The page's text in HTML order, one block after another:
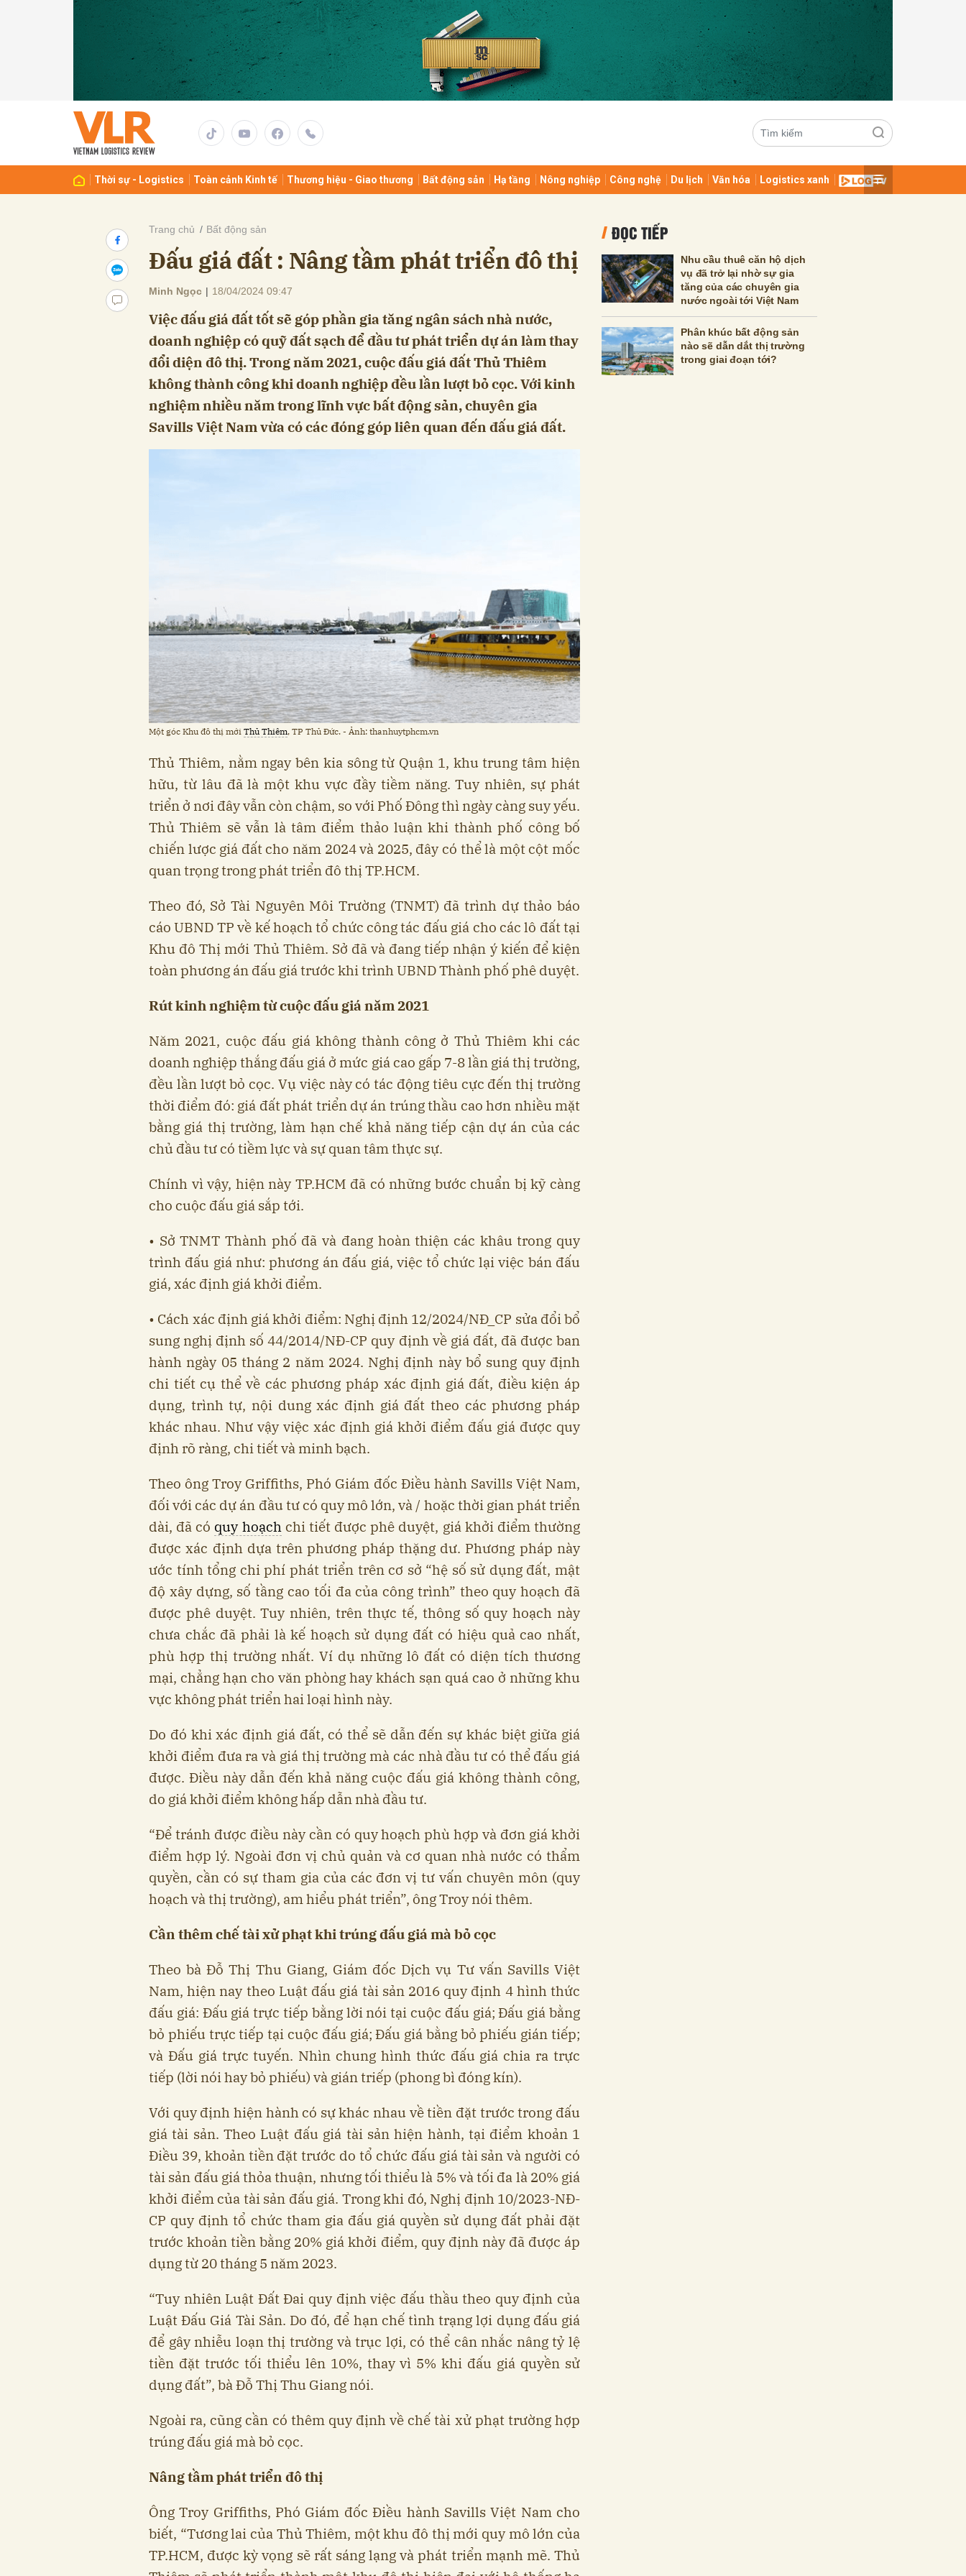
Thời sự - Logistics Toàn cảnh Kinh tế Thương hiệu - Giao thương Bất động sản Hạ tầng Nông nghiệp Công nghệ Du lịch Văn hóa Logistics xanh
Trang chủ Bất động sản
Đấu giá đất : Nâng tầm phát triển đô thị
Minh Ngọc | 18/04/2024 09:47
Việc đấu giá đất tốt sẽ góp phần gia tăng ngân sách nhà nước,
doanh nghiệp có quỹ đất sạch để đầu tư phát triển dự án làm thay
đổi diện đô thị. Trong năm 2021, cuộc đấu giá đất Thủ Thiêm
không thành công khi doanh nghiệp đều lần lượt bỏ cọc. Với kinh
nghiệm nhiều năm trong lĩnh vực bất động sản, chuyên gia
Savills Việt Nam vừa có các đóng góp liên quan đến đấu giá đất.
Một góc Khu đô thị mới Thủ Thiêm, TP Thủ Đức. - Ảnh: thanhuytphcm.vn
Thủ Thiêm, nằm ngay bên kia sông từ Quận 1, khu trung tâm hiện
hữu, từ lâu đã là một khu vực đầy tiềm năng. Tuy nhiên, sự phát
triển ở nơi đây vẫn còn chậm, so với Phố Đông thì ngày càng suy yếu.
Thủ Thiêm sẽ vẫn là tâm điểm thảo luận khi thành phố công bố
chiến lược giá đất cho năm 2024 và 2025, đây có thể là một cột mốc
quan trọng trong phát triển đô thị TP.HCM.
Theo đó, Sở Tài Nguyên Môi Trường (TNMT) đã trình dự thảo báo
cáo UBND TP về kế hoạch tổ chức công tác đấu giá cho các lô đất tại
Khu đô Thị mới Thủ Thiêm. Sở đã và đang tiếp nhận ý kiến để kiện
toàn phương án đấu giá trước khi trình UBND Thành phố phê duyệt.
Rút kinh nghiệm từ cuộc đấu giá năm 2021
Năm 2021, cuộc đấu giá không thành công ở Thủ Thiêm khi các
doanh nghiệp thắng đấu giá ở mức giá cao gấp 7-8 lần giá thị trường,
đều lần lượt bỏ cọc. Vụ việc này có tác động tiêu cực đến thị trường
thời điểm đó: giá đất phát triển dự án trúng thầu cao hơn nhiều mặt
bằng giá thị trường, làm hạn chế khả năng tiếp cận dự án của các
chủ đầu tư có tiềm lực và sự quan tâm thực sự.
Chính vì vậy, hiện này TP.HCM đã có những bước chuẩn bị kỹ càng
cho cuộc đấu giá sắp tới.
• Sở TNMT Thành phố đã và đang hoàn thiện các khâu trong quy
trình đấu giá như: phương án đấu giá, việc tổ chức lại việc bán đấu
giá, xác định giá khởi điểm.
• Cách xác định giá khởi điểm: Nghị định 12/2024/NĐ_CP sửa đổi bổ
sung nghị định số 44/2014/NĐ-CP quy định về giá đất, đã được ban
hành ngày 05 tháng 2 năm 2024. Nghị định này bổ sung quy định
chi tiết cụ thể về các phương pháp xác định giá đất, điều kiện áp
dụng, trình tự, nội dung xác định giá đất theo các phương pháp
khác nhau. Như vậy việc xác định giá khởi điểm đấu giá được quy
định rõ ràng, chi tiết và minh bạch.
Theo ông Troy Griffiths, Phó Giám đốc Điều hành Savills Việt Nam,
đối với các dự án đầu tư có quy mô lớn, và / hoặc thời gian phát triển
dài, đã có quy hoạch chi tiết được phê duyệt, giá khởi điểm thường
được xác định dựa trên phương pháp thặng dư. Phương pháp này
ước tính tổng chi phí phát triển trên cơ sở “hệ số sử dụng đất, mật
độ xây dựng, số tầng cao tối đa của công trình” theo quy hoạch đã
được phê duyệt. Tuy nhiên, trên thực tế, thông số quy hoạch này
chưa chắc đã phải là kế hoạch sử dụng đất có hiệu quả cao nhất,
phù hợp thị trường nhất. Ví dụ những lô đất có diện tích thương
mại, chẳng hạn cho văn phòng hay khách sạn quá cao ở những khu
vực không phát triển hai loại hình này.
Do đó khi xác định giá đất, có thể sẽ dẫn đến sự khác biệt giữa giá
khởi điểm đưa ra và giá thị trường mà các nhà đầu tư có thể đấu giá
được. Điều này dẫn đến khả năng cuộc đấu giá không thành công,
do giá khởi điểm không hấp dẫn nhà đầu tư.
“Để tránh được điều này cần có quy hoạch phù hợp và đơn giá khởi
điểm hợp lý. Ngoài đơn vị chủ quản và cơ quan nhà nước có thẩm
quyền, cần có sự tham gia của các đơn vị tư vấn chuyên môn (quy
hoạch và thị trường), am hiểu phát triển”, ông Troy nói thêm.
Cần thêm chế tài xử phạt khi trúng đấu giá mà bỏ cọc
Theo bà Đỗ Thị Thu Giang, Giám đốc Dịch vụ Tư vấn Savills Việt
Nam, hiện nay theo Luật đấu giá tài sản 2016 quy định 4 hình thức
đấu giá: Đấu giá trực tiếp bằng lời nói tại cuộc đấu giá; Đấu giá bằng
bỏ phiếu trực tiếp tại cuộc đấu giá; Đấu giá bằng bỏ phiếu gián tiếp;
và Đấu giá trực tuyến. Nhìn chung hình thức đấu giá chia ra trực
tiếp (lời nói hay bỏ phiếu) và gián triếp (phong bì đóng kín).
Với quy định hiện hành có sự khác nhau về tiền đặt trước trong đấu
giá tài sản. Theo Luật đấu giá tài sản hiện hành, tại điểm khoản 1
Điều 39, khoản tiền đặt trước do tổ chức đấu giá tài sản và người có
tài sản đấu giá thỏa thuận, nhưng tối thiểu là 5% và tối đa là 20% giá
khởi điểm của tài sản đấu giá. Trong khi đó, Nghị định 10/2023-NĐ-
CP quy định tổ chức tham gia đấu giá quyền sử dụng đất phải đặt
trước khoản tiền bằng 20% giá khởi điểm, quy định này đã được áp
dụng từ 20 tháng 5 năm 2023.
“Tuy nhiên Luật Đất Đai quy định việc đấu thầu theo quy định của
Luật Đấu Giá Tài Sản. Do đó, để hạn chế tình trạng lợi dụng đấu giá
để gây nhiễu loạn thị trường và trục lợi, có thể cân nhắc nâng tỷ lệ
tiền đặt trước tối thiểu lên 10%, thay vì 5% khi đấu giá quyền sử
dụng đất”, bà Đỗ Thị Thu Giang nói.
Ngoài ra, cũng cần có thêm quy định về chế tài xử phạt trường hợp
trúng đấu giá mà bỏ cọc.
Nâng tầm phát triển đô thị
Ông Troy Griffiths, Phó Giám đốc Điều hành Savills Việt Nam cho
biết, “Tương lai của Thủ Thiêm, một khu đô thị mới quy mô lớn của
TP.HCM, được kỳ vọng sẽ rất sáng lạng và phát triển mạnh mẽ. Thủ
ĐỌC TIẾP
Nhu cầu thuê căn hộ dịch
vụ đã trở lại nhờ sự gia
tăng của các chuyên gia
nước ngoài tới Việt Nam
Phân khúc bất động sản
nào sẽ dẫn dắt thị trường
trong giai đoạn tới?
Gửi bình luận